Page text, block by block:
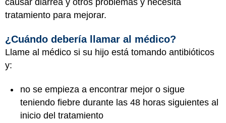
causar diarrea y otros problemas y necesita
tratamiento para mejorar.
¿Cuándo debería llamar al médico?
Llame al médico si su hijo está tomando antibióticos
y:
no se empieza a encontrar mejor o sigue
teniendo fiebre durante las 48 horas siguientes al
inicio del tratamiento